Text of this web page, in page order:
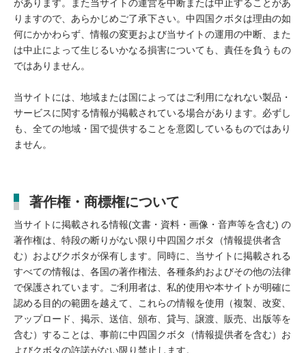
があります。また当サイトの運営を中断または中止することがあ
りますので、あらかじめご了承下さい。中四国クボタは理由の如
何にかかわらず、情報の変更および当サイトの運用の中断、また
は中止によって生じるいかなる損害についても、責任を負うもの
ではありません。
当サイトには、地域または国によってはご利用になれない製品・
サービスに関する情報が掲載されている場合があります。必ずし
も、全ての地域・国で提供することを意図しているものではあり
ません。
著作権・商標権について
当サイトに掲載される情報(文書・資料・画像・音声等を含む) の
著作権は、特段の断りがない限り中四国クボタ（情報提供者含
む）およびクボタが保有します。同時に、当サイトに掲載される
すべての情報は、各国の著作権法、各種条約およびその他の法律
で保護されています。ご利用者は、私的使用や本サイトが明確に
認める目的の範囲を越えて、これらの情報を使用（複製、改変、
アップロード、掲示、送信、頒布、貸与、譲渡、販売、出版等を
含む）することは、事前に中四国クボタ（情報提供者を含む）お
よびクボタの許諾がない限り禁止します。